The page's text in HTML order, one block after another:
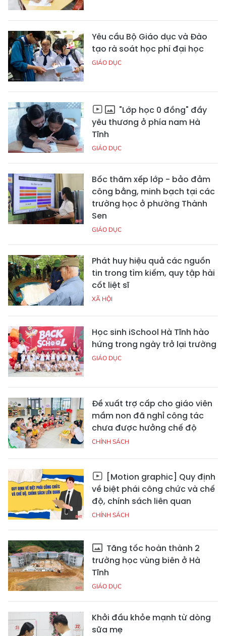
Yêu cầu Bộ Giáo dục và Đào
tạo rà soát học phí đại học
GIÁO DỤC
"Lớp học 0 đồng" đầy
yêu thương ở phía nam Hà
Tĩnh
GIÁO DỤC
Bốc thăm xếp lớp - bảo đảm
công bằng, minh bạch tại các
trường học ở phường Thành
Sen
GIÁO DỤC
Phát huy hiệu quả các nguồn
tin trong tìm kiếm, quy tập hài
cốt liệt sĩ
XÃ HỘI
Học sinh iSchool Hà Tĩnh hào
hứng trong ngày trở lại trường
GIÁO DỤC
Đề xuất trợ cấp cho giáo viên
mầm non đã nghỉ công tác
chưa được hưởng chế độ
CHÍNH SÁCH
[Motion graphic] Quy định
về biệt phái công chức và chế
độ, chính sách liên quan
CHÍNH SÁCH
Tăng tốc hoàn thành 2
trường học vùng biên ở Hà
Tĩnh
GIÁO DỤC
Khởi đầu khỏe mạnh từ dòng
sữa mẹ